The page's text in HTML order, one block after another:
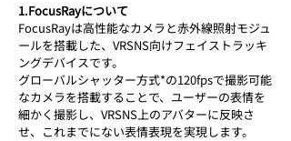
1.FocusRayについて
FocusRayは高性能なカメラと赤外線照射モジュ
ールを搭載した、VRSNS向けフェイストラッキ
ングデバイスです。
グローバルシャッター方式*の120fpsで撮影可能
なカメラを搭載することで、ユーザーの表情を
細かく撮影し、VRSNS上のアバターに反映さ
せ、これまでにない表情表現を実現します。